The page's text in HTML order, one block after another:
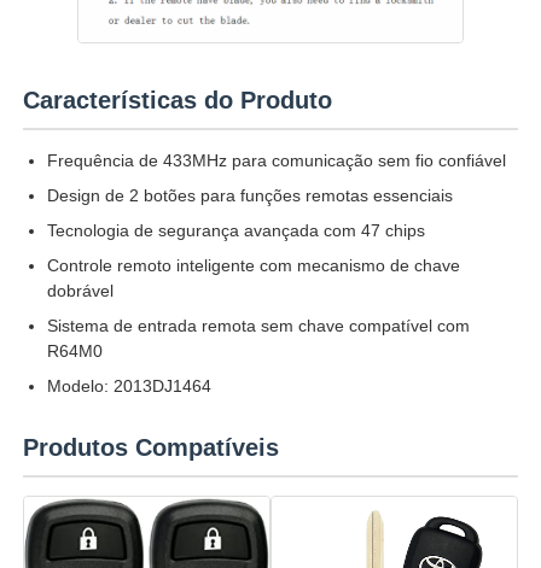
Quem Somos
Fábrica
Fale Conosco
Todos os casos
Auto chaves
Características do Produto
Frequência de 433MHz para comunicação sem fio confiável
Design de 2 botões para funções remotas essenciais
Tecnologia de segurança avançada com 47 chips
Controle remoto inteligente com mecanismo de chave
dobrável
Sistema de entrada remota sem chave compatível com
R64M0
Modelo: 2013DJ1464
Produtos Compatíveis